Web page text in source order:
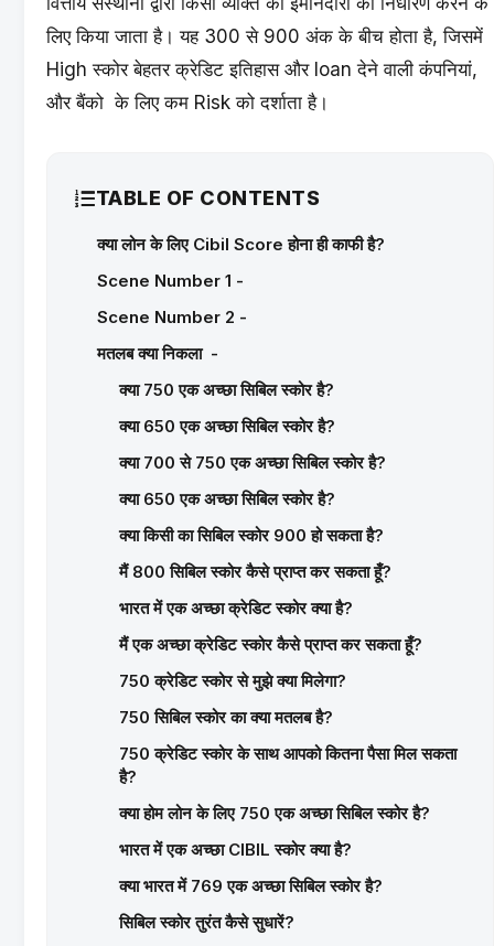
लिए किया जाता है। यह 300 से 900 अंक के बीच होता है, जिसमें
High स्कोर बेहतर क्रेडिट इतिहास और loan देने वाली कंपनियां,
और बैंको के लिए कम Risk को दर्शाता है।
TABLE OF CONTENTS
क्या लोन के लिए Cibil Score होना ही काफी है?
Scene Number 1 -
Scene Number 2 -
मतलब क्या निकला -
क्या 750 एक अच्छा सिबिल स्कोर है?
क्या 650 एक अच्छा सिबिल स्कोर है?
क्या 700 से 750 एक अच्छा सिबिल स्कोर है?
क्या 650 एक अच्छा सिबिल स्कोर है?
क्या किसी का सिबिल स्कोर 900 हो सकता है?
मैं 800 सिबिल स्कोर कैसे प्राप्त कर सकता हूँ?
भारत में एक अच्छा क्रेडिट स्कोर क्या है?
मैं एक अच्छा क्रेडिट स्कोर कैसे प्राप्त कर सकता हूँ?
750 क्रेडिट स्कोर से मुझे क्या मिलेगा?
750 सिबिल स्कोर का क्या मतलब है?
750 क्रेडिट स्कोर के साथ आपको कितना पैसा मिल सकता
है?
क्या होम लोन के लिए 750 एक अच्छा सिबिल स्कोर है?
भारत में एक अच्छा CIBIL स्कोर क्या है?
क्या भारत में 769 एक अच्छा सिबिल स्कोर है?
सिबिल स्कोर तुरंत कैसे सुधारें?